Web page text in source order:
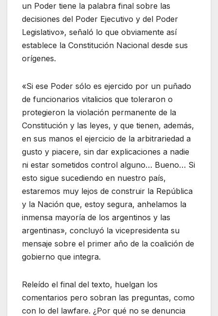
un Poder tiene la palabra final sobre las
decisiones del Poder Ejecutivo y del Poder
Legislativo», señaló lo que obviamente así
establece la Constitución Nacional desde sus
orígenes.
«Si ese Poder sólo es ejercido por un puñado
de funcionarios vitalicios que toleraron o
protegieron la violación permanente de la
Constitución y las leyes, y que tienen, además,
en sus manos el ejercicio de la arbitrariedad a
gusto y piacere, sin dar explicaciones a nadie
ni estar sometidos control alguno… Bueno… Si
esto sigue sucediendo en nuestro país,
estaremos muy lejos de construir la República
y la Nación que, estoy segura, anhelamos la
inmensa mayoría de los argentinos y las
argentinas», concluyó la vicepresidenta su
mensaje sobre el primer año de la coalición de
gobierno que integra.
Releído el final del texto, huelgan los
comentarios pero sobran las preguntas, como
con lo del lawfare. ¿Por qué no se denuncia